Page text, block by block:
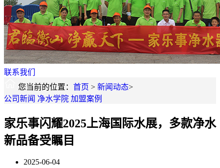
联系我们
您当前的位置： 首页 > 新闻动态>
公司新闻 净水学院 加盟案例
家乐事闪耀2025上海国际水展，多款净水
新品备受瞩目
2025-06-04